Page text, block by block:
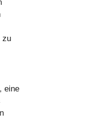
zu
eine